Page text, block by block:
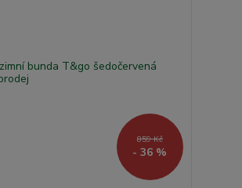
859 Kč
- 36 %